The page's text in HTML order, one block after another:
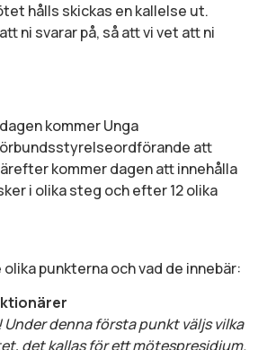
hålls skickas en kallelse ut.
ni svarar på, så att vi vet att ni
kommer Unga
att
kommer dagen att innehålla
i olika steg och efter 12 olika
olika punkterna och vad de innebär:
denna första punkt väljs vilka
det kallas för ett mötespresidium.